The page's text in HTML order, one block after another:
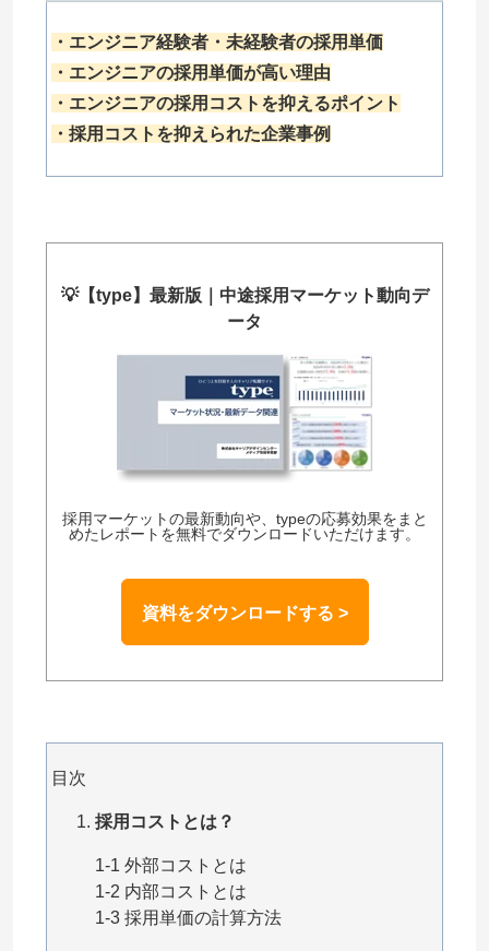
・エンジニア経験者・未経験者の採用単価
・エンジニアの採用単価が高い理由
・エンジニアの採用コストを抑えるポイント
・採用コストを抑えられた企業事例
💡【type】最新版｜中途採用マーケット動向デ
ータ
採用マーケットの最新動向や、typeの応募効果をまと
めたレポートを無料でダウンロードいただけます。
資料をダウンロードする >
目次
採用コストとは？
1-1 外部コストとは
1-2 内部コストとは
1-3 採用単価の計算方法